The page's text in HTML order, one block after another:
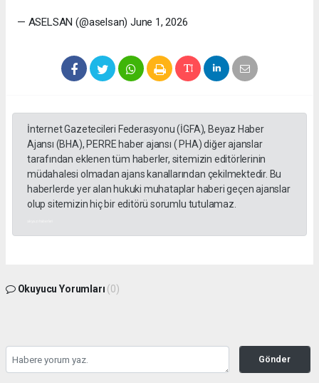
— ASELSAN (@aselsan) June 1, 2026
İnternet Gazetecileri Federasyonu (İGFA), Beyaz Haber
Ajansı (BHA), PERRE haber ajansı ( PHA) diğer ajanslar
tarafından eklenen tüm haberler, sitemizin editörlerinin
müdahalesi olmadan ajans kanallarından çekilmektedir. Bu
haberlerde yer alan hukuki muhataplar haberi geçen ajanslar
olup sitemizin hiç bir editörü sorumlu tutulamaz.
Okuyucu Yorumları (0)
Gönder